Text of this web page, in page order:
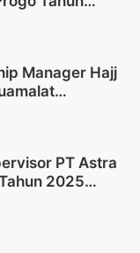
Manager Hajj
PT Astra
2025